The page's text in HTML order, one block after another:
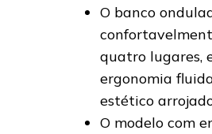
O banco
quatro lugares,
ergonomia
estético
O modelo com